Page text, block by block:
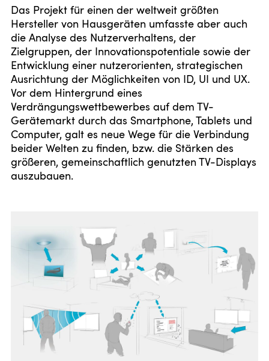
Get Together Again.
TV-Set Designstudien im Spannungsfeld zwischen Interieur
Das Projekt für einen der weltweit größten
Hersteller von Hausgeräten umfasste aber auch
die Analyse des Nutzerverhaltens, der
Zielgruppen, der Innovationspotentiale sowie der
Entwicklung einer nutzerorienten, strategischen
Ausrichtung der Möglichkeiten von ID, UI und UX.
Vor dem Hintergrund eines
Verdrängungswettbewerbes auf dem TV-
Gerätemarkt durch das Smartphone, Tablets und
Computer, galt es neue Wege für die Verbindung
beider Welten zu finden, bzw. die Stärken des
größeren, gemeinschaftlich genutzten TV-Displays
auszubauen.